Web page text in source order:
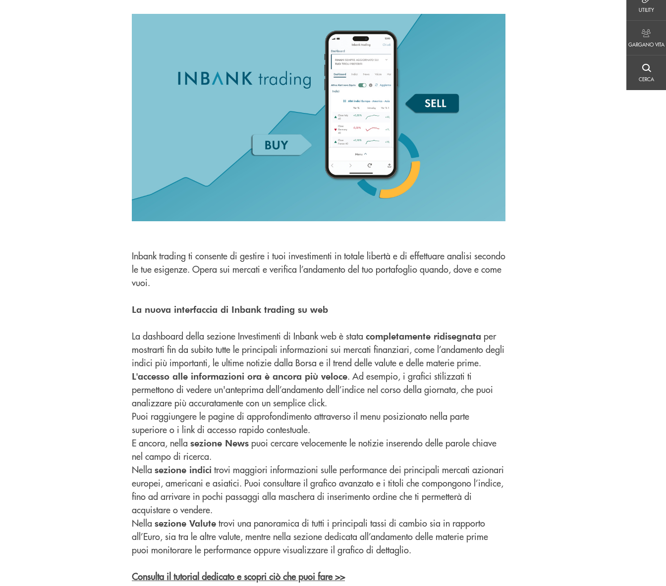
UTILITY
GARGANO VITA
CERCA
Inbank trading ti consente di gestire i tuoi investimenti in totale libertà e di effettuare analisi secondo
le tue esigenze. Opera sui mercati e verifica l’andamento del tuo portafoglio quando, dove e come
vuoi.
La nuova interfaccia di Inbank trading su web
La dashboard della sezione Investimenti di Inbank web è stata completamente ridisegnata per
mostrarti fin da subito tutte le principali informazioni sui mercati finanziari, come l’andamento degli
indici più importanti, le ultime notizie dalla Borsa e il trend delle valute e delle materie prime.
L'accesso alle informazioni ora è ancora più veloce. Ad esempio, i grafici stilizzati ti
permettono di vedere un'anteprima dell’andamento dell’indice nel corso della giornata, che puoi
analizzare più accuratamente con un semplice click.
Puoi raggiungere le pagine di approfondimento attraverso il menu posizionato nella parte
superiore o i link di accesso rapido contestuale.
E ancora, nella sezione News puoi cercare velocemente le notizie inserendo delle parole chiave
nel campo di ricerca.
Nella sezione indici trovi maggiori informazioni sulle performance dei principali mercati azionari
europei, americani e asiatici. Puoi consultare il grafico avanzato e i titoli che compongono l’indice,
fino ad arrivare in pochi passaggi alla maschera di inserimento ordine che ti permetterà di
acquistare o vendere.
Nella sezione Valute trovi una panoramica di tutti i principali tassi di cambio sia in rapporto
all’Euro, sia tra le altre valute, mentre nella sezione dedicata all’andamento delle materie prime
puoi monitorare le performance oppure visualizzare il grafico di dettaglio.
Consulta il tutorial dedicato e scopri ciò che puoi fare >>